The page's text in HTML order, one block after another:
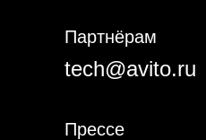
tech@avito.ru
Партнёрам
Прессе